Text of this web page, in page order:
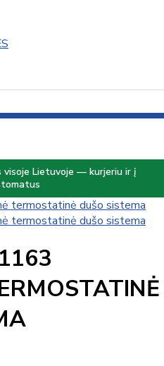
visoje Lietuvoje — kurjeriu ir į